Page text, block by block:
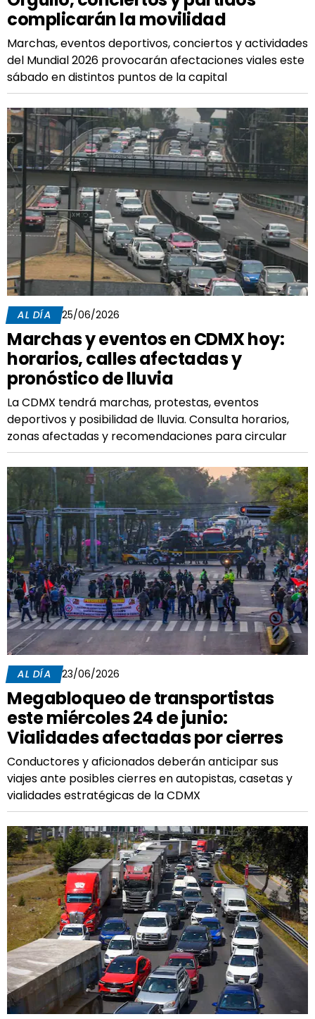
complicarán la movilidad
Marchas, eventos deportivos, conciertos y actividades
del Mundial 2026 provocarán afectaciones viales este
sábado en distintos puntos de la capital
AL DÍA 25/06/2026
Marchas y eventos en CDMX hoy:
horarios, calles afectadas y
pronóstico de lluvia
La CDMX tendrá marchas, protestas, eventos
deportivos y posibilidad de lluvia. Consulta horarios,
zonas afectadas y recomendaciones para circular
AL DÍA 23/06/2026
Megabloqueo de transportistas
este miércoles 24 de junio:
Vialidades afectadas por cierres
Conductores y aficionados deberán anticipar sus
viajes ante posibles cierres en autopistas, casetas y
vialidades estratégicas de la CDMX